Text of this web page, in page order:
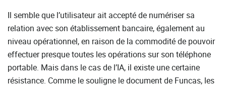
Il semble que l’utilisateur ait accepté de numériser sa
relation avec son établissement bancaire, également au
niveau opérationnel, en raison de la commodité de pouvoir
effectuer presque toutes les opérations sur son téléphone
portable. Mais dans le cas de l’IA, il existe une certaine
résistance. Comme le souligne le document de Funcas, les